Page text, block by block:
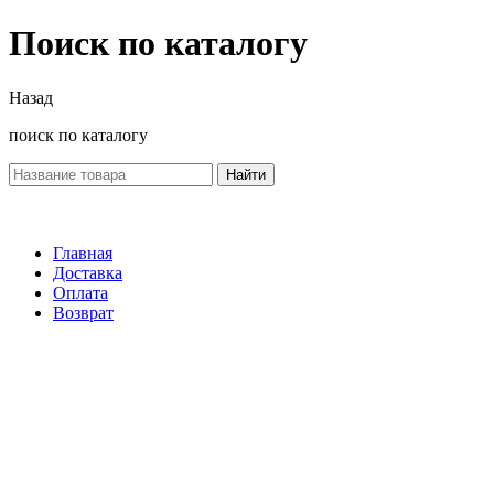
Поиск по каталогу
Назад
поиск по каталогу
Найти
Главная
Доставка
Оплата
Возврат